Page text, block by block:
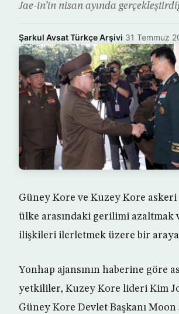
Jae-in’in nisan ayında
Şarkul Avsat Türkçe Arşivi·31 Temmuz
Güney Kore ve Kuzey Kore
ülke arasındaki gerilimi azaltmak
ilişkileri ilerletmek üzere bir
Yonhap ajansının haberine göre
yetkililer, Kuzey Kore lideri Kim
Güney Kore Devlet Başkanı Moon